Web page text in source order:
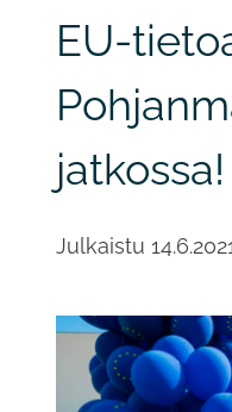
EU-
jatkossa!
Julkaistu